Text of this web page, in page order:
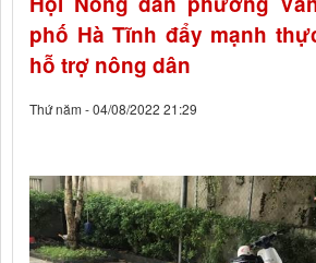
phố Hà Tĩnh đẩy mạnh
hỗ trợ nông dân
Thứ năm - 04/08/2022 21:29